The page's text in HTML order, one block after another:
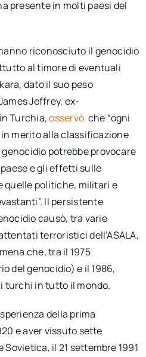
presente in molti paesi del
riconosciuto il genocidio
al timore di eventuali
dato il suo peso
Jeffrey, ex-
Turchia,osservò che “ogni
merito alla classificazione
genocidio potrebbe provocare
e gli effetti sulle
quelle politiche, militari e
Il persistente
causò, tra varie
terroristici dell’ASALA,
che, tra il 1975
del genocidio) e il 1986,
turchi in tutto il mondo.
della prima
e aver vissuto sette
il 21 settembre 1991